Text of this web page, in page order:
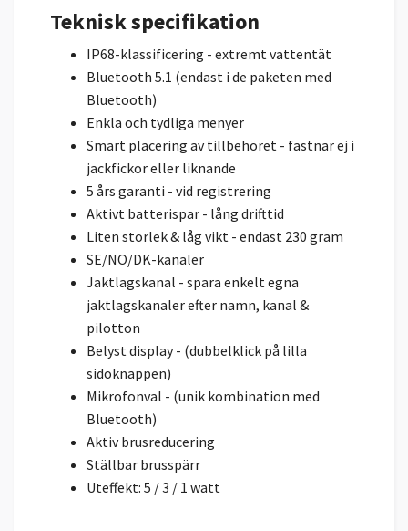
Teknisk specifikation
IP68-klassificering - extremt vattentät
Bluetooth 5.1 (endast i de paketen med
Bluetooth)
Enkla och tydliga menyer
Smart placering av tillbehöret - fastnar ej i
jackfickor eller liknande
5 års garanti - vid registrering
Aktivt batterispar - lång drifttid
Liten storlek & låg vikt - endast 230 gram
SE/NO/DK-kanaler
Jaktlagskanal - spara enkelt egna
jaktlagskanaler efter namn, kanal &
pilotton
Belyst display - (dubbelklick på lilla
sidoknappen)
Mikrofonval - (unik kombination med
Bluetooth)
Aktiv brusreducering
Ställbar brusspärr
Uteffekt: 5 / 3 / 1 watt